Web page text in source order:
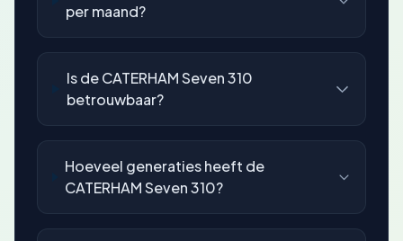
per maand?
Is de CATERHAM Seven 310
betrouwbaar?
Hoeveel generaties heeft de
CATERHAM Seven 310?